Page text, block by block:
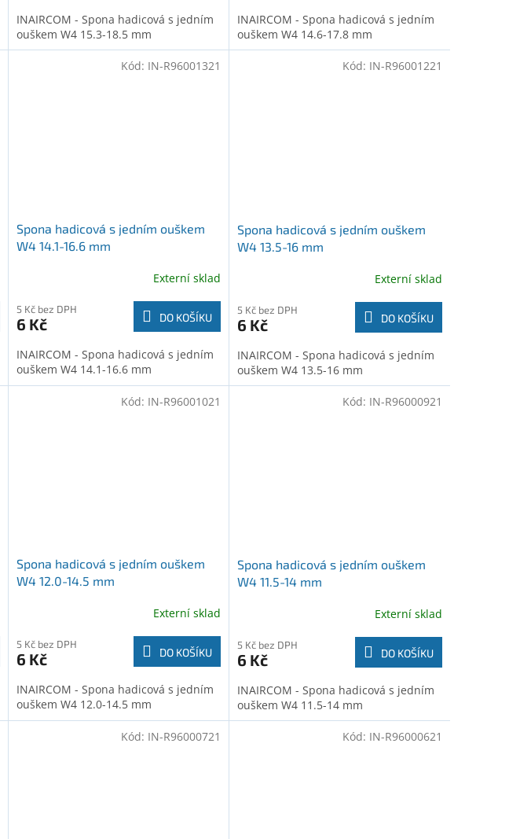
INAIRCOM - Spona hadicová s jedním
ouškem W4 15.3-18.5 mm
INAIRCOM - Spona hadicová s jedním
ouškem W4 14.6-17.8 mm
Spona hadicová s jedním ouškem
W4 14.1-16.6 mm
Externí sklad
5 Kč bez DPH
6 Kč DO KOŠÍKU
INAIRCOM - Spona hadicová s jedním
ouškem W4 14.1-16.6 mm
Kód: IN-R96001321
Spona hadicová s jedním ouškem
W4 13.5-16 mm
Externí sklad
5 Kč bez DPH
6 Kč DO KOŠÍKU
INAIRCOM - Spona hadicová s jedním
ouškem W4 13.5-16 mm
Kód: IN-R96001221
Spona hadicová s jedním ouškem
W4 12.0-14.5 mm
Externí sklad
5 Kč bez DPH
6 Kč DO KOŠÍKU
INAIRCOM - Spona hadicová s jedním
ouškem W4 12.0-14.5 mm
Kód: IN-R96001021
Spona hadicová s jedním ouškem
W4 11.5-14 mm
Externí sklad
5 Kč bez DPH
6 Kč DO KOŠÍKU
INAIRCOM - Spona hadicová s jedním
ouškem W4 11.5-14 mm
Kód: IN-R96000921
Kód: IN-R96000721 Kód: IN-R96000621